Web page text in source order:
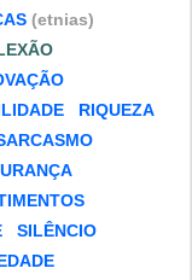
(etnias)
RIQUEZA
SILÊNCIO